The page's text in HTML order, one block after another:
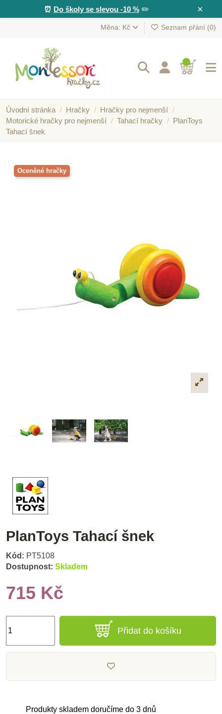
×
⏰ Do školy se slevou -10 %✏️
Měna: Kč Seznam přání (0)
Úvodní stránka Hračky
Hračky pro nejmenší
Motorické hračky pro nejmenší
Tahací hračky
PlanToys
Tahací šnek
Oceněné hračky
PlanToys Tahací šnek
Kód: PT5108
Dostupnost: Skladem
715 Kč
Přidat do košíku
Produkty skladem doručíme do 3 dnů